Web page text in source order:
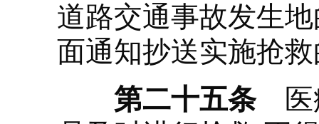
道路交通事故发生
面通知抄送实施抢
第二十五条医